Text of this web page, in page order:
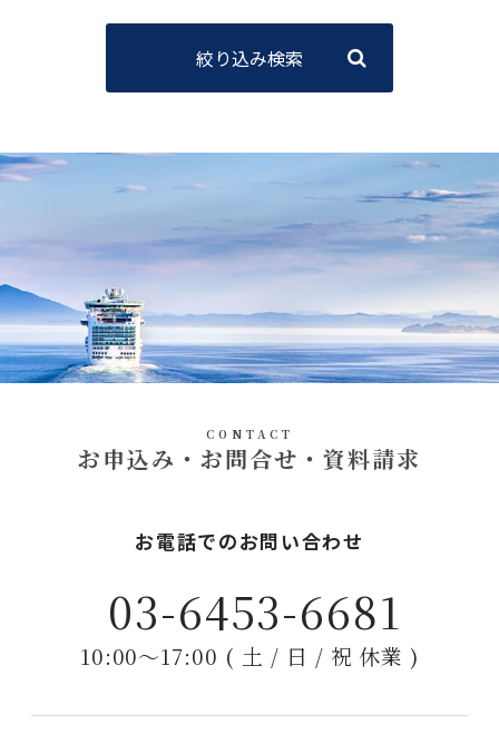
絞り込み検索
CONTACT
お申込み・お問合せ・資料請求
お電話でのお問い合わせ
03-6453-6681
10:00〜17:00 ( 土 / 日 / 祝 休業 )